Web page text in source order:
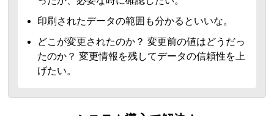
印刷されたデータの範囲も分かるといいな。
どこが変更されたのか？ 変更前の値はどうだっ
たのか？ 変更情報を残してデータの信頼性を上
げたい。